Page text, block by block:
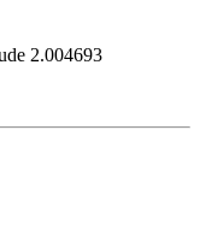
2.004693